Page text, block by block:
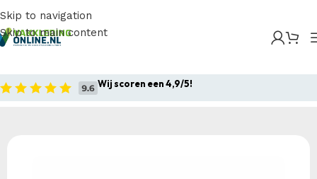
Skip to navigation
Skip to main content
Wij scoren een 4,9/5!
Impact Shorts M